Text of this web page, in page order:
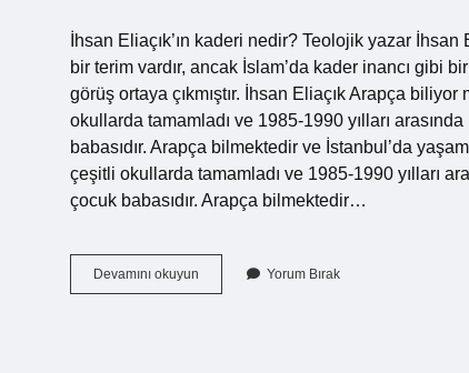
İhsan Eliaçık’ın kaderi nedir? Teolojik yazar
bir terim vardır, ancak İslam’da kader inancı gibi
görüş ortaya çıkmıştır. İhsan Eliaçık Arapça
okullarda tamamladı ve 1985-1990 yılları
babasıdır. Arapça bilmektedir ve İstanbul’da
çeşitli okullarda tamamladı ve 1985-1990 yılları
çocuk babasıdır. Arapça bilmektedir…
Devamını okuyun
Eliaçık
Yorum Bırak